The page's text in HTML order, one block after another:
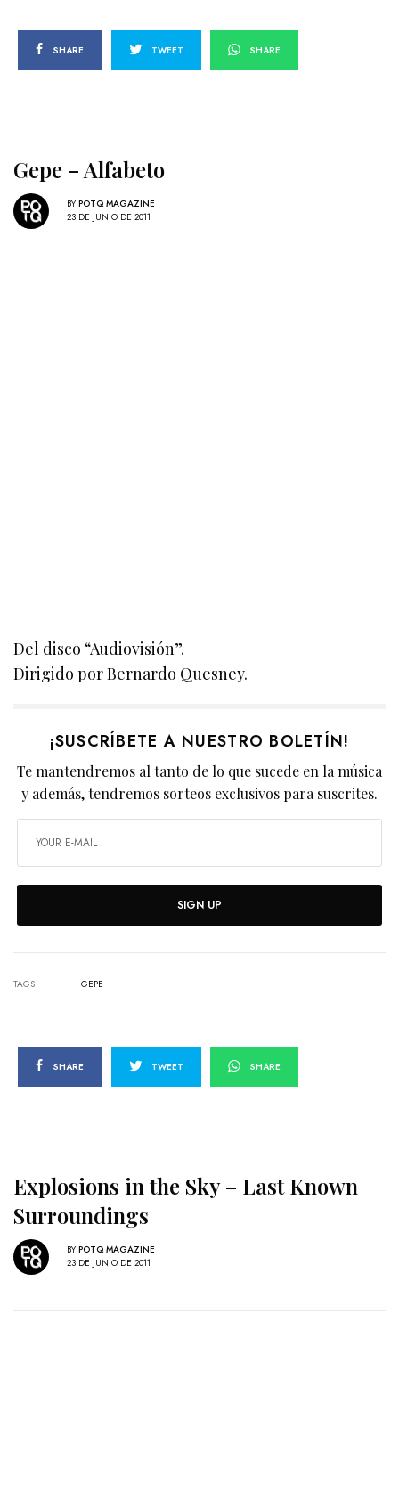
SHARE TWEET SHARE
Gepe – Alfabeto
BY POTQ MAGAZINE
23 DE JUNIO DE 2011
Del disco “Audiovisión”.
Dirigido por Bernardo Quesney.
¡SUSCRÍBETE A NUESTRO BOLETÍN!
Te mantendremos al tanto de lo que sucede en la música
y además, tendremos sorteos exclusivos para suscrites.
SIGN UP
TAGS GEPE
SHARE TWEET SHARE
Explosions in the Sky – Last Known
Surroundings
BY POTQ MAGAZINE
23 DE JUNIO DE 2011